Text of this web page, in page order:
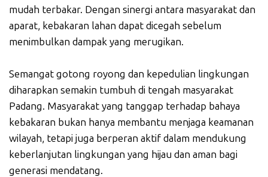
mudah terbakar. Dengan sinergi antara masyarakat dan
aparat, kebakaran lahan dapat dicegah sebelum
menimbulkan dampak yang merugikan.
Semangat gotong royong dan kepedulian lingkungan
diharapkan semakin tumbuh di tengah masyarakat
Padang. Masyarakat yang tanggap terhadap bahaya
kebakaran bukan hanya membantu menjaga keamanan
wilayah, tetapi juga berperan aktif dalam mendukung
keberlanjutan lingkungan yang hijau dan aman bagi
generasi mendatang.